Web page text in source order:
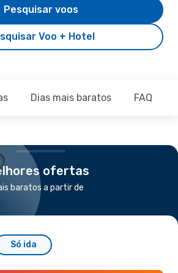
Voo + Hotel
Pesquisar voos
Dias mais baratos FAQ
ofertas
baratos a partir de
Só ida